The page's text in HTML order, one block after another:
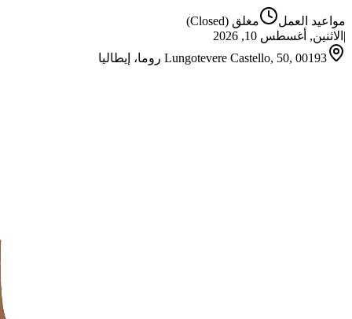
مواعيد العمل مغلق (Closed)
| الاثنين, أغسطس 10, 2026
Lungotevere Castello, 50, 00193 روما، إيطاليا